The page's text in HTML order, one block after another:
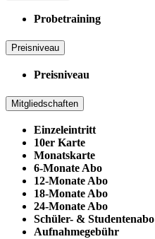
Probetraining
Preisniveau
Preisniveau
Mitgliedschaften
Einzeleintritt
10er Karte
Monatskarte
6-Monate Abo
12-Monate Abo
18-Monate Abo
24-Monate Abo
Schüler- & Studentenabo
Aufnahmegebühr